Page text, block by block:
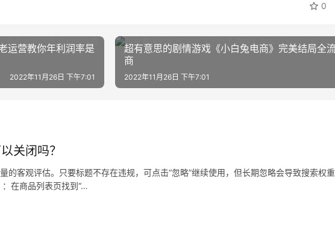
0
运营教你年利润率是
2022年11月26日 下午7:01
超有意思的剧情游戏《小白兔电商》完美结局全
商
2022年11月26日 下午7:01
关闭吗？
的客观评估。只要标题不存在违规，可点击“忽略”继续使用，但长期忽略会导致搜索权重
在商品列表页找到“…